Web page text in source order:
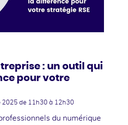
: un outil qui
pour votre
2025 de 11h30 à 12h30
du numérique